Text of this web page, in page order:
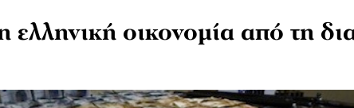
ελληνική οικονομία από τη